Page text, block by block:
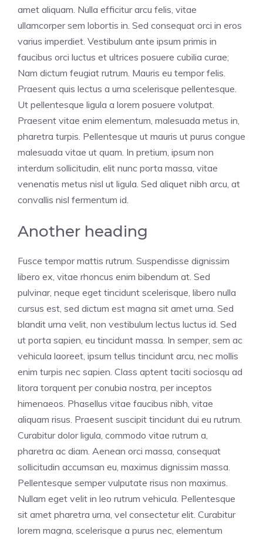
amet aliquam. Nulla efficitur arcu felis, vitae
ullamcorper sem lobortis in. Sed consequat orci in eros
varius imperdiet. Vestibulum ante ipsum primis in
faucibus orci luctus et ultrices posuere cubilia curae;
Nam dictum feugiat rutrum. Mauris eu tempor felis.
Praesent quis lectus a urna scelerisque pellentesque.
Ut pellentesque ligula a lorem posuere volutpat.
Praesent vitae enim elementum, malesuada metus in,
pharetra turpis. Pellentesque ut mauris ut purus congue
malesuada vitae ut quam. In pretium, ipsum non
interdum sollicitudin, elit nunc porta massa, vitae
venenatis metus nisl ut ligula. Sed aliquet nibh arcu, at
convallis nisl fermentum id.
Another heading
Fusce tempor mattis rutrum. Suspendisse dignissim
libero ex, vitae rhoncus enim bibendum at. Sed
pulvinar, neque eget tincidunt scelerisque, libero nulla
cursus est, sed dictum est magna sit amet urna. Sed
blandit urna velit, non vestibulum lectus luctus id. Sed
ut porta sapien, eu tincidunt massa. In semper, sem ac
vehicula laoreet, ipsum tellus tincidunt arcu, nec mollis
enim turpis nec sapien. Class aptent taciti sociosqu ad
litora torquent per conubia nostra, per inceptos
himenaeos. Phasellus vitae faucibus nibh, vitae
aliquam risus. Praesent suscipit tincidunt dui eu rutrum.
Curabitur dolor ligula, commodo vitae rutrum a,
pharetra ac diam. Aenean orci massa, consequat
sollicitudin accumsan eu, maximus dignissim massa.
Pellentesque semper vulputate risus non maximus.
Nullam eget velit in leo rutrum vehicula. Pellentesque
sit amet pharetra urna, vel consectetur elit. Curabitur
lorem magna, scelerisque a purus nec, elementum